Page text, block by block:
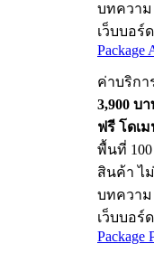
บทความ
เว็บบอร์
Package
ค่าบริกา
3,900 บ
ฟรี โดเ
พื้นที่ 100
สินค้า ไ
บทความ
เว็บบอร์
Package